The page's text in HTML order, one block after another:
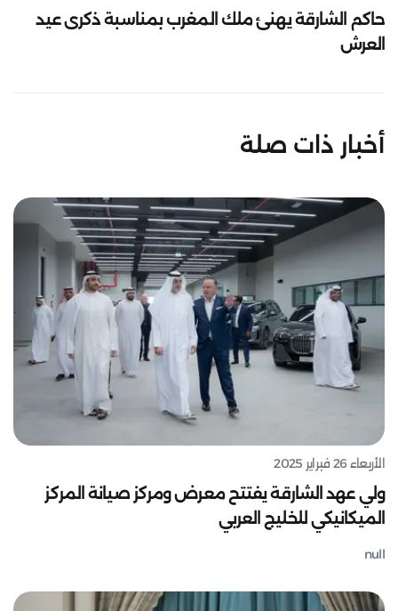
حاكم الشارقة يهنئ ملك المغرب بمناسبة ذكرى عيد
العرش
أخبار ذات صلة
الأربعاء 26 فبراير 2025
ولي عهد الشارقة يفتتح معرض ومركز صيانة المركز
الميكانيكي للخليج العربي
null